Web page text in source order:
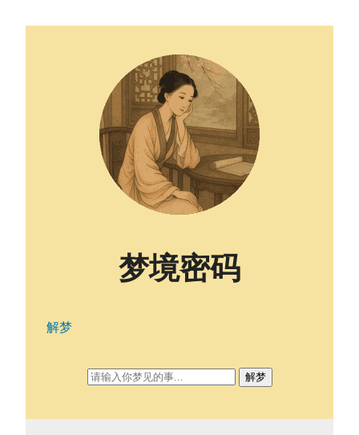
梦境密码
解梦
解梦